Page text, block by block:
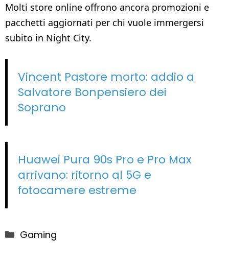
Molti store online offrono ancora promozioni e
pacchetti aggiornati per chi vuole immergersi
subito in Night City.
Vincent Pastore morto: addio a
Salvatore Bonpensiero dei
Soprano
Huawei Pura 90s Pro e Pro Max
arrivano: ritorno al 5G e
fotocamere estreme
Categorie
Gaming